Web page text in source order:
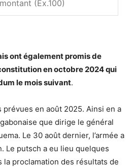
ont également promis de
en octobre 2024 qui
le mois suivant.
en août 2025. Ainsi en a
que dirige le général
Le 30 août dernier, l’armée a
Le putsch a eu lieu quelques
la proclamation des résultats de